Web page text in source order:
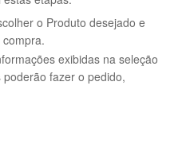
o Produto desejado e
exibidas na seleção
fazer o pedido,